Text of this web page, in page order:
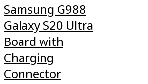
Samsung G988
Galaxy S20 Ultra
Board with
Charging
Connector